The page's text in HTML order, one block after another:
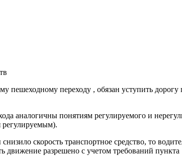
пешеходному переходу , обязан уступить
аналогичны понятиям регулируемого и
регулируемым).
скорость транспортное средство, то
движение разрешено с учетом требований